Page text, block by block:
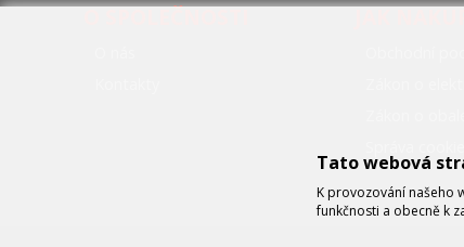
O SPOLEČNOSTI JAK
Tato webová
K provozování našeho
funkčnosti a obecně k